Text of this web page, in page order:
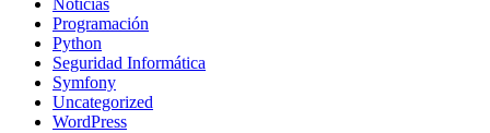
Noticias
Programación
Python
Seguridad Informática
Symfony
Uncategorized
WordPress